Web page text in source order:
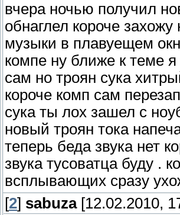
вчера ночью получил
обнаглел короче
музыки в плавуещем
компе ну ближе к теме
сам но троян сука
короче комп сам
сука ты лох зашел с
новый троян тока
теперь беда звука нет
звука тусоватца буду .
всплывающих сразу
[2] sabuza[12.02.2010,